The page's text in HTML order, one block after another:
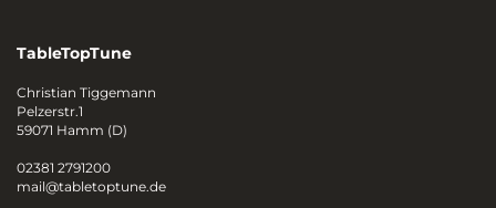
TableTopTune
Christian Tiggemann
Pelzerstr.1
59071 Hamm (D)
02381 2791200
mail@tabletoptune.de